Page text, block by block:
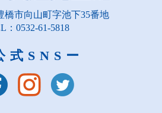
橋市向山町字池下35番地
：0532-61-5818
式SNSー